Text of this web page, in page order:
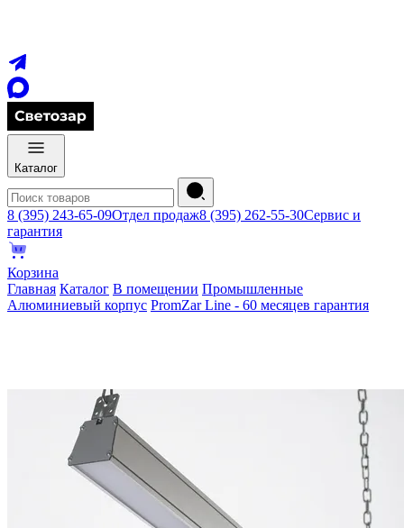
Каталог
8 (395) 243-65-09Отдел продаж8 (395) 262-55-30Сервис и
гарантия
Корзина
Главная Каталог В помещении Промышленные
Алюминиевый корпус PromZar Line - 60 месяцев гарантия